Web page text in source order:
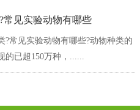
常见实验动物有哪些
?常见实验动物有哪些?动物种类的
的已超150万种，......